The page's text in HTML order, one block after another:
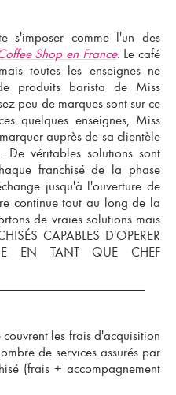
s'imposer comme l'un des
Shop en France. Le café
toutes les enseignes ne
produits barista de Miss
peu de marquessont sur ce
quelques enseignes, Miss
auprès de sa clientèle
De véritables solutions sont
franchiséde la phase
jusqu'à l'ouverture de
continue tout au long de la
de vraies solutions mais
CAPABLES D'OPERER
EN TANT QUE CHEF
couvrent les frais d'acquisition
de services assurés par
(frais + accompagnement